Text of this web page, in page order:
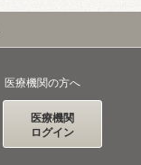
医療機関の方へ
医療機関
ログイン